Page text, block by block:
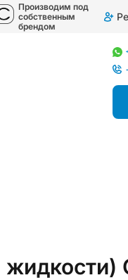
Производим под
собственным
брендом